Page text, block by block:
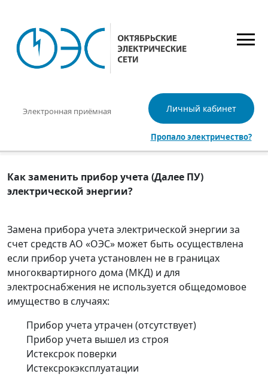
Электронная приёмная Личный кабинет
Пропало электричество?
Как заменить прибор учета (Далее ПУ)
электрической энергии?
Замена прибора учета электрической энергии за
счет средств АО «ОЭС» может быть осуществлена
если прибор учета установлен не в границах
многоквартирного дома (МКД) и для
электроснабжения не используется общедомовое
имущество в случаях:
Прибор учета утрачен (отсутствует)
Прибор учета вышел из строя
Истексрок поверки
Истексрокэксплуатации